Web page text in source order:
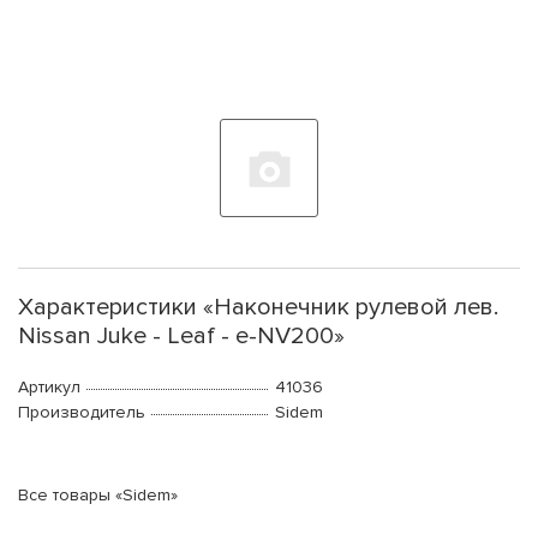
Характеристики «Наконечник рулевой лев.
Nissan Juke - Leaf - e-NV200»
Артикул
41036
Производитель
Sidem
Все товары «Sidem»